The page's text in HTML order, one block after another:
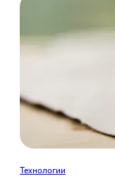
Технологии